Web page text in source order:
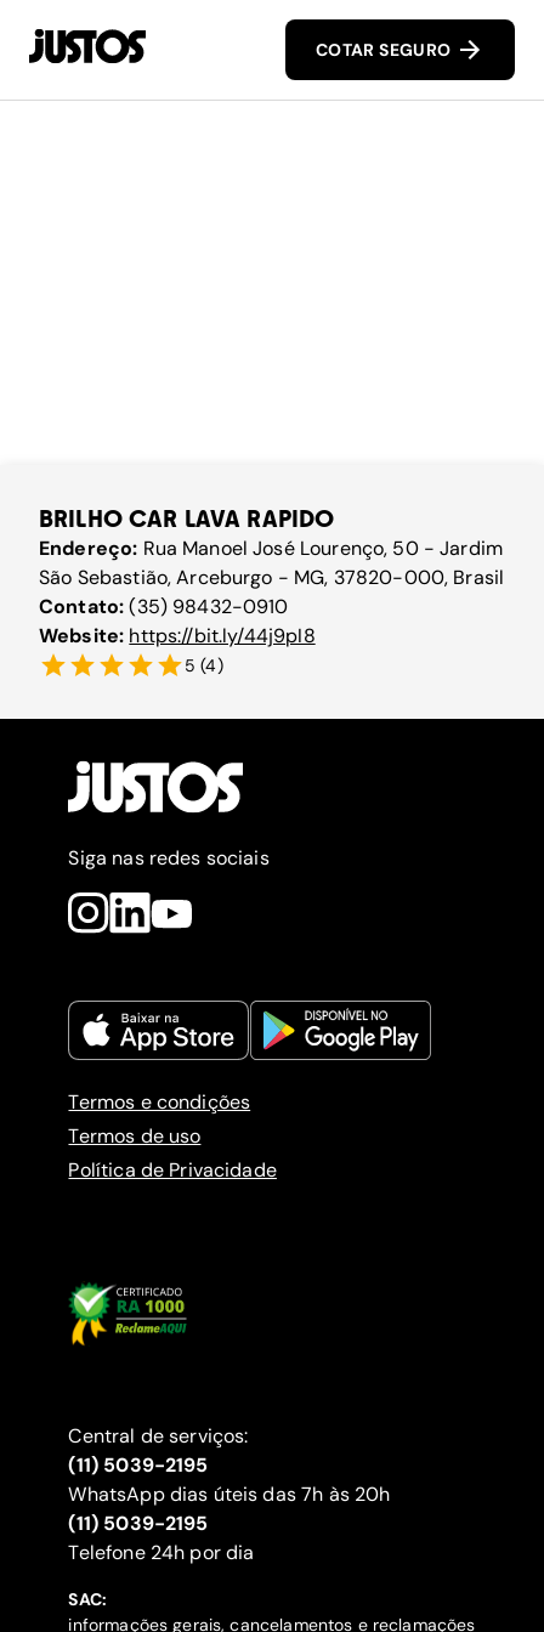
COTAR SEGURO
BRILHO CAR LAVA RAPIDO
Endereço: Rua Manoel José Lourenço, 50 - Jardim
São Sebastião, Arceburgo - MG, 37820-000, Brasil
Contato:(35) 98432-0910
Website: https://bit.ly/44j9pI8
5 (4)
Siga nas redes sociais
Termos e condições
Termos de uso
Política de Privacidade
Central de serviços:
(11) 5039-2195
WhatsApp dias úteis das 7h às 20h
(11) 5039-2195
‍Telefone 24h por dia
SAC:
informações gerais, cancelamentos e reclamações